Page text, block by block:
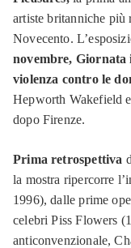
artiste britanniche più
Novecento.
novembre, Giornata
violenza contro le
Hepworth Wakefield
dopo Firenze.
Prima retrospettiva
la mostra ripercorre
1996), dalle prime
celebriPiss Flowers
anticonvenzionale,